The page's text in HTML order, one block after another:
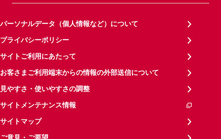
パーソナルデータ（個人情報など）について
プライバシーポリシー
サイトご利用にあたって
お客さまご利用端末からの情報の外部送信について
見やすさ・使いやすさの調整
サイトメンテナンス情報
サイトマップ